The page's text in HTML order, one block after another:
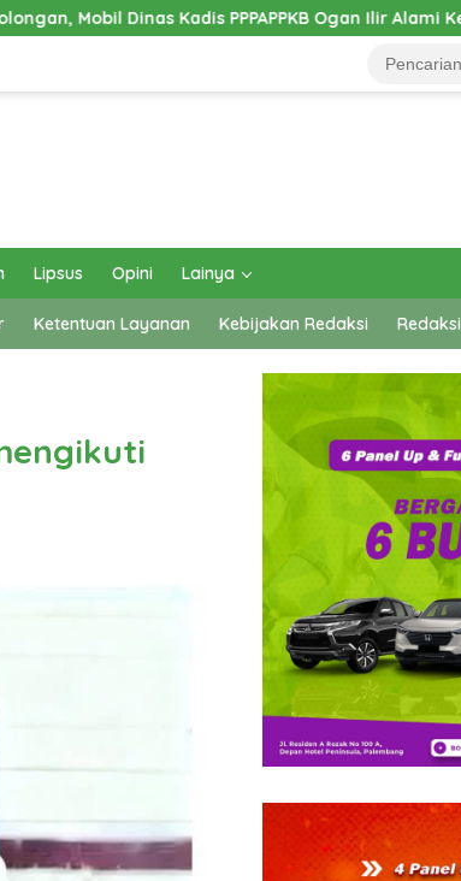
PPPAPPKB Ogan Ilir Alami Kecelakaan Tunggal
Lipsus Opini Lainya
Ketentuan Layanan Kebijakan Redaksi Redaksi